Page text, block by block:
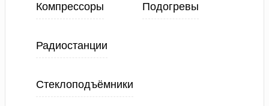
Компрессоры Подогревы
Радиостанции
Стеклоподъёмники